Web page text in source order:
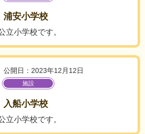
浦安小学校
立小学校です。
公開日：2023年12月12日
施設
入船小学校
立小学校です。